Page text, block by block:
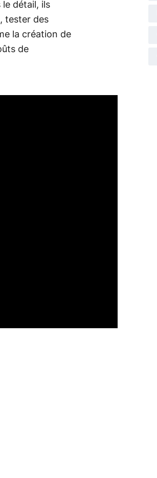
le détail, ils
tester des
la création de
de